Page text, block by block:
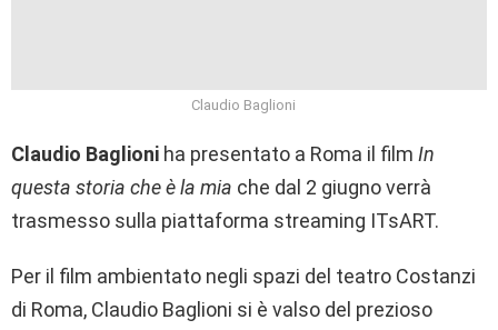
Claudio Baglioni
Claudio Baglioni ha presentato a Roma il film In
questa storia che è la mia che dal 2 giugno verrà
trasmesso sulla piattaforma streaming ITsART.
Per il film ambientato negli spazi del teatro Costanzi
di Roma, Claudio Baglioni si è valso del prezioso